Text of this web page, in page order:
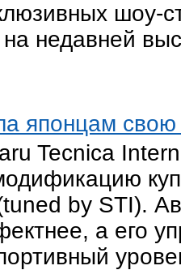
шоу-
недавней
японцам свою
Tecnica
by STI).
а его